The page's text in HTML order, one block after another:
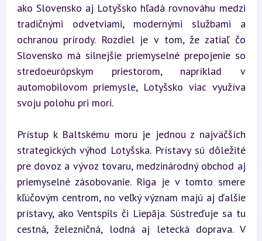
ako Slovensko aj Lotyšsko hľadá rovnováhu medzi
tradičnými odvetviami, modernými službami a
ochranou prírody. Rozdiel je v tom, že zatiaľ čo
Slovensko má silnejšie priemyselné prepojenie so
stredoeurópskym priestorom, napríklad v
automobilovom priemysle, Lotyšsko viac využíva
svoju polohu pri mori.
Prístup k Baltskému moru je jednou z najväčších
strategických výhod Lotyšska. Prístavy sú dôležité
pre dovoz a vývoz tovaru, medzinárodný obchod aj
priemyselné zásobovanie. Riga je v tomto smere
kľúčovým centrom, no veľký význam majú aj ďalšie
prístavy, ako Ventspils či Liepāja. Sústreďuje sa tu
cestná, železničná, lodná aj letecká doprava. V